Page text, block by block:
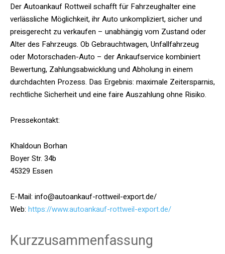
Der Autoankauf Rottweil schafft für Fahrzeughalter eine
verlässliche Möglichkeit, ihr Auto unkompliziert, sicher und
preisgerecht zu verkaufen – unabhängig vom Zustand oder
Alter des Fahrzeugs. Ob Gebrauchtwagen, Unfallfahrzeug
oder Motorschaden-Auto – der Ankaufservice kombiniert
Bewertung, Zahlungsabwicklung und Abholung in einem
durchdachten Prozess. Das Ergebnis: maximale Zeitersparnis,
rechtliche Sicherheit und eine faire Auszahlung ohne Risiko.
Pressekontakt:
Khaldoun Borhan
Boyer Str. 34b
45329 Essen
E-Mail: info@autoankauf-rottweil-export.de/
Web: https://www.autoankauf-rottweil-export.de/
Kurzzusammenfassung